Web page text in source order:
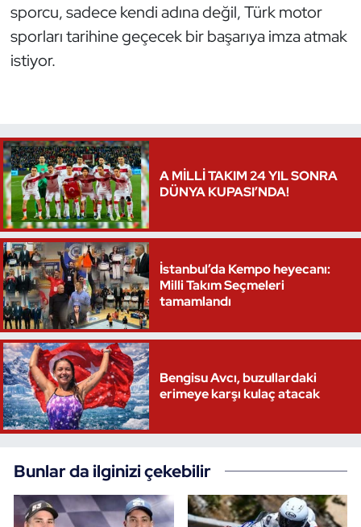
sporcu, sadece kendi adına değil, Türk motor
sporları tarihine geçecek bir başarıya imza atmak
istiyor.
A MİLLİ TAKIM 24 YIL SONRA
DÜNYA KUPASI’NDA!
İstanbul’da Kempo heyecanı:
Milli Takım Seçmeleri
tamamlandı
Bengisu Avcı, buzullardaki
erimeye karşı kulaç atacak
Bunlar da ilginizi çekebilir